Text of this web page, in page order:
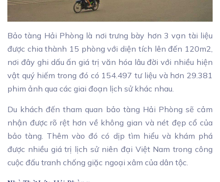
Bảo tàng Hải Phòng là nơi trưng bày hơn 3 vạn tài liệu
được chia thành 15 phòng với diện tích lên đến 120m2,
nơi đây ghi dấu ấn giá trị văn hóa lâu đời với nhiều hiện
vật quý hiếm trong đó có 154.497 tư liệu và hơn 29.381
phim ảnh qua các giai đoạn lịch sử khác nhau.
Du khách đến tham quan bảo tàng Hải Phòng sẽ cảm
nhận được rõ rệt hơn về không gian và nét đẹp cổ của
bảo tàng. Thêm vào đó có dịp tìm hiểu và khám phá
được nhiều giá trị lịch sử niên đại Việt Nam trong công
cuộc đấu tranh chống giặc ngoại xâm của dân tộc.